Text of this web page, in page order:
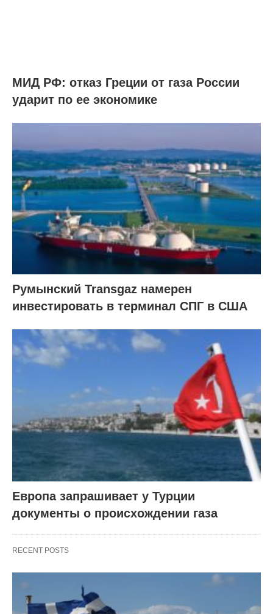
МИД РФ: отказ Греции от газа России
ударит по ее экономике
Румынский Transgaz намерен
инвестировать в терминал СПГ в США
Европа запрашивает у Турции
документы о происхождении газа
RECENT POSTS